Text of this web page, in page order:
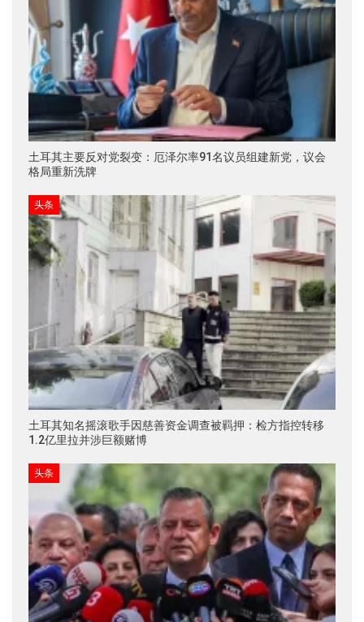
土耳其主要反对党裂变：厄泽尔率91名议员组建新党，议会
格局重新洗牌
头条
土耳其知名摇滚歌手因慈善资金调查被羁押：检方指控转移
1.2亿里拉并涉巨额赌博
头条